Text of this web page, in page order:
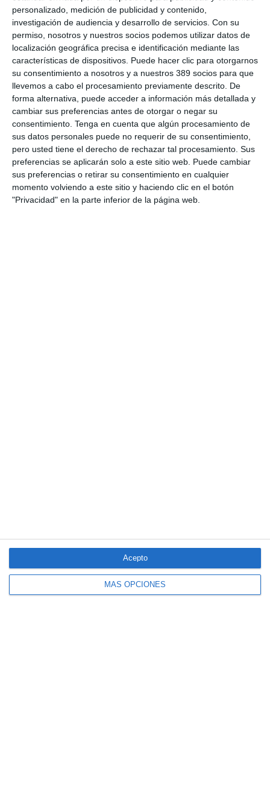
personalizado, medición de publicidad y contenido,
investigación de audiencia y desarrollo de servicios. Con su
permiso, nosotros y nuestros socios podemos utilizar datos de
localización geográfica precisa e identificación mediante las
características de dispositivos. Puede hacer clic para otorgarnos
su consentimiento a nosotros y a nuestros 389 socios para que
llevemos a cabo el procesamiento previamente descrito. De
forma alternativa, puede acceder a información más detallada y
cambiar sus preferencias antes de otorgar o negar su
consentimiento. Tenga en cuenta que algún procesamiento de
sus datos personales puede no requerir de su consentimiento,
pero usted tiene el derecho de rechazar tal procesamiento. Sus
preferencias se aplicarán solo a este sitio web. Puede cambiar
sus preferencias o retirar su consentimiento en cualquier
momento volviendo a este sitio y haciendo clic en el botón
"Privacidad" en la parte inferior de la página web.
MÁS OPCIONES
Acepto
con un profundo conocimiento de las implicaciones jurídicas de
la profesión médica”.
LO ÚLTIMO
La verdad sobre la IA en el seguro: qué funciona ya y qué sigue
siendo una promesa
Munich Re alcanza un beneficio de casi 4.000 millones y
mantiene sus previsiones para 2026
Allianz gana un 15,5% más en el semestre y confirma sus
objetivos para 2026
Generali dispara un 51,4% el beneficio operativo del negocio de
No Vida en España en el semestre
AXA XL adquiere S-RM, consultora especializada en inteligencia
corporativa y ciberseguridad
especiales ante los últimos incendios
forestales